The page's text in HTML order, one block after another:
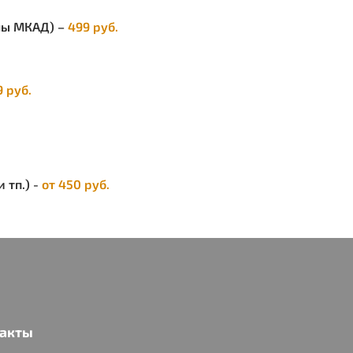
«стойка». Кокетки переда, спинки
и простеганы. Нагрудные накладные
сторонам с хлястиками для регулировки
Рукава резные комбинированные.
для инструментов. По спинке резинка
МКАД) – 499 руб.
руб.
тп.) - от 450 руб.